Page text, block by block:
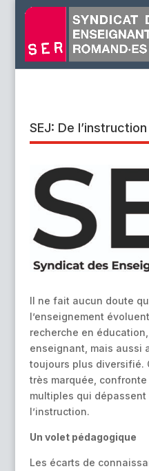
SEJ: De l’instruction
Il ne fait aucun doute
l’enseignement
recherche en
enseignant, mais aussi
toujours plus diversifié.
très marquée,
multiples qui
l’instruction.
Un volet pédagogique
Les écarts de